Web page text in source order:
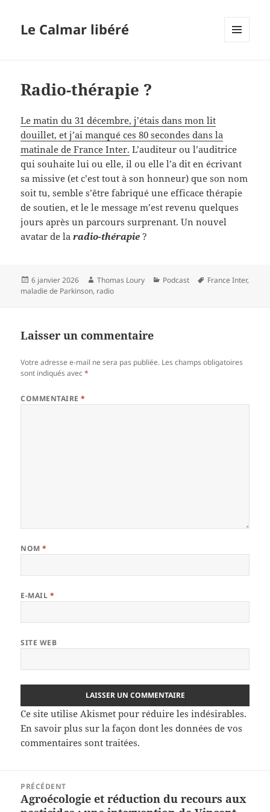
Le Calmar libéré
Radio-thérapie ?
Le matin du 31 décembre, j’étais dans mon lit
douillet, et j’ai manqué ces 80 secondes dans la
matinale de France Inter. L’auditeur ou l’auditrice
qui souhaite lui ou elle, il ou elle l’a dit en écrivant
sa missive (et c’est tout à son honneur) que son nom
soit tu, semble s’être fabriqué une efficace thérapie
de soutien, et le le message m’est revenu quelques
jours après un parcours surprenant. Un nouvel
avatar de laradio-thérapie ?
Publié
le
6 janvier 2026 Auteur
Thomas Loury Catégories
Podcast
Mots-
France Inter,
maladie de Parkinson, radio
Laisser un commentaire
Votre adresse e-mail ne sera pas publiée. Les champs obligatoires
sont indiqués avec*
COMMENTAIRE*
NOM*
E-MAIL *
SITE WEB
Ce site utilise Akismet pour réduire les indésirables.
En savoir plus sur la façon dont les données de vos
commentaires sont traitées.
l’article
PRÉCÉDENT
Article
Agroécologie et réduction du recours aux